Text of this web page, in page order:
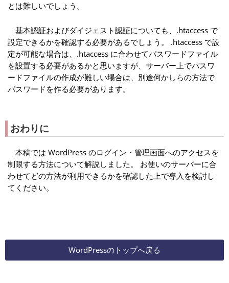
とは難しいでしょう。
基本認証およびダイジェスト認証についても、.htaccess で
設定できるかを確認する必要があるでしょう。 .htaccess で設
定が可能な場合は、.htaccess に合わせてパスワードファイル
を設置する必要があるかと思いますが、サーバー上でパスワ
ードファイルの作成が難しい場合は、別途何かしらの方法で
パスワードを作る必要があります。
おわりに
本稿では WordPress のログイン・管理画面へのアクセスを
制限する方法について解説しました。 お使いのサーバーに合
わせてどの方法が利用できるかを確認した上で導入を検討し
てください。
WordPressのトップへ戻る